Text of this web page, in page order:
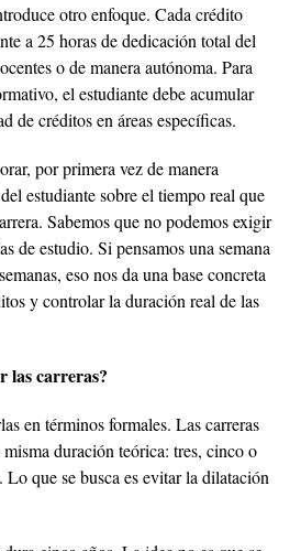
otro enfoque. Cada crédito
a 25 horas de dedicación total del
o de manera autónoma. Para
el estudiante debe acumular
de créditos en áreas específicas.
por primera vez de manera
estudiante sobre el tiempo real que
Sabemos que no podemos exigir
de estudio. Si pensamos una semana
eso nos da una base concreta
y controlar la duración real de las
las carreras?
en términos formales. Las carreras
duración teórica: tres, cinco o
Lo que se busca es evitar la dilatación